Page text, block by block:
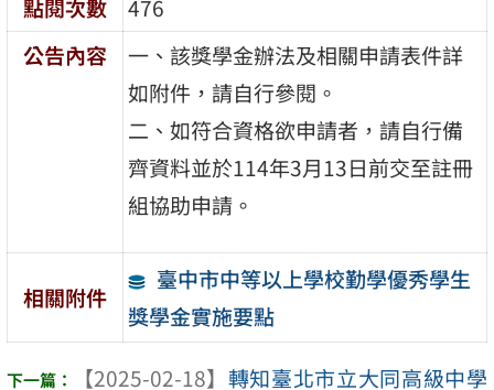
點閱次數
476
公告內容
一、該獎學金辦法及相關申請表件詳
如附件，請自行參閱。
二、如符合資格欲申請者，請自行備
齊資料並於114年3月13日前交至註冊
組協助申請。
相關附件
臺中市中等以上學校勤學優秀學生
獎學金實施要點
【2025-02-18】 轉知臺北市立大同高級中學